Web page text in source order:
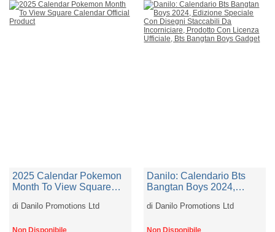
2025 Calendar Pokemon
Month To View Square
di Danilo Promotions Ltd
Non Disponibile
Danilo: Calendario Bts
Bangtan Boys 2024,
Disegni Staccabili Da
di Danilo Promotions Ltd
Non Disponibile